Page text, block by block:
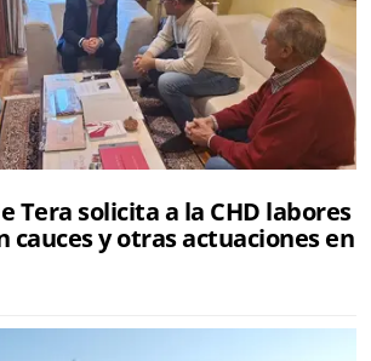
Tera solicita a la CHD labores
cauces y otras actuaciones en